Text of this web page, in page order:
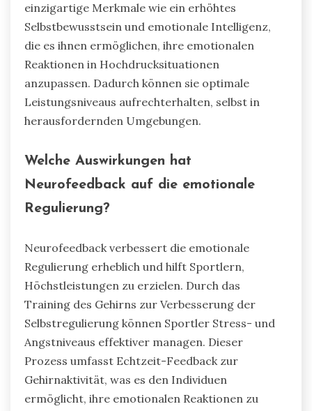
einzigartige Merkmale wie ein erhöhtes
Selbstbewusstsein und emotionale Intelligenz,
die es ihnen ermöglichen, ihre emotionalen
Reaktionen in Hochdrucksituationen
anzupassen. Dadurch können sie optimale
Leistungsniveaus aufrechterhalten, selbst in
herausfordernden Umgebungen.
Welche Auswirkungen hat
Neurofeedback auf die emotionale
Regulierung?
Neurofeedback verbessert die emotionale
Regulierung erheblich und hilft Sportlern,
Höchstleistungen zu erzielen. Durch das
Training des Gehirns zur Verbesserung der
Selbstregulierung können Sportler Stress- und
Angstniveaus effektiver managen. Dieser
Prozess umfasst Echtzeit-Feedback zur
Gehirnaktivität, was es den Individuen
ermöglicht, ihre emotionalen Reaktionen zu